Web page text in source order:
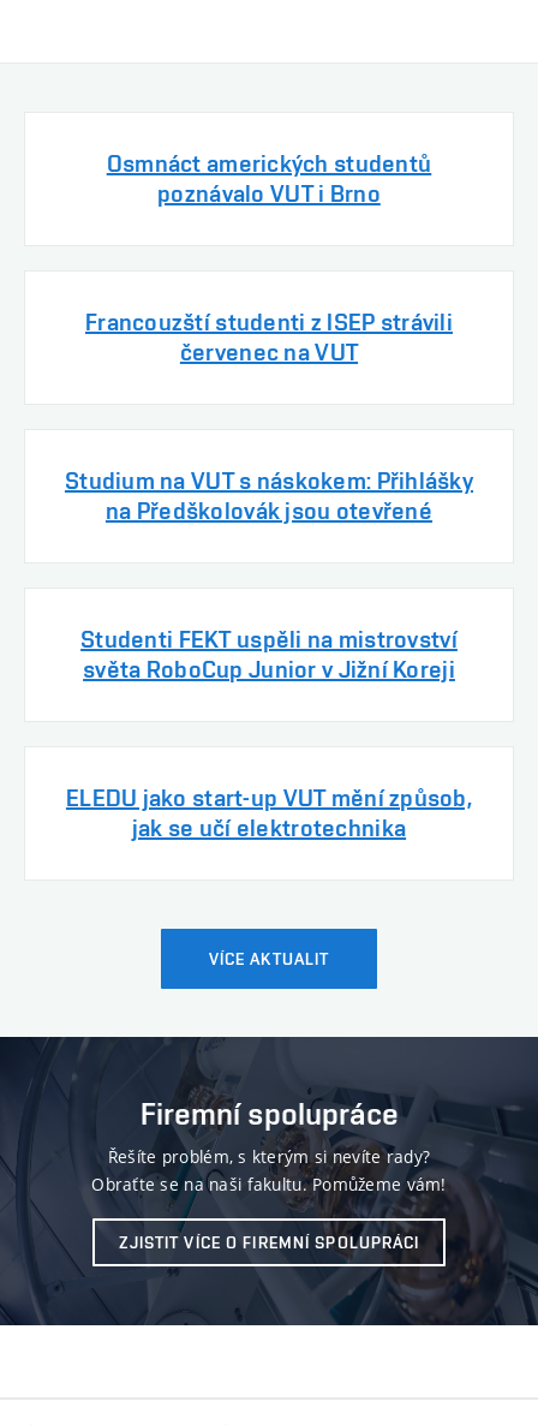
Osmnáct amerických studentů
poznávalo VUT i Brno
Francouzští studenti z ISEP strávili
červenec na VUT
Studium na VUT s náskokem: Přihlášky
na Předškolovák jsou otevřené
Studenti FEKT uspěli na mistrovství
světa RoboCup Junior v Jižní Koreji
ELEDU jako start-up VUT mění způsob,
jak se učí elektrotechnika
VÍCE AKTUALIT
Firemní spolupráce
Řešíte problém, s kterým si nevíte rady?
Obraťte se na naši fakultu. Pomůžeme vám!
ZJISTIT VÍCE O FIREMNÍ SPOLUPRÁCI